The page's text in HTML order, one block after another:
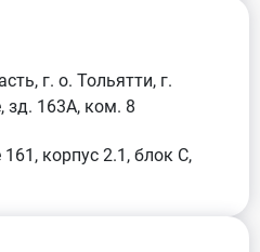
г. о. Тольятти, г.
зд. 163А, ком. 8
корпус 2.1, блок С,